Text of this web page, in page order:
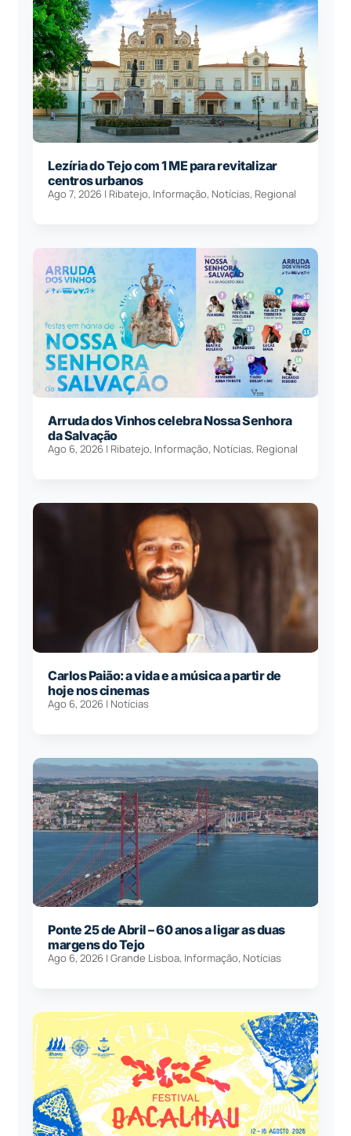
Lezíria do Tejo com 1 ME para revitalizar
centros urbanos
Ago 7, 2026 | Ribatejo, Informação, Notícias, Regional
Arruda dos Vinhos celebra Nossa Senhora
da Salvação
Ago 6, 2026 | Ribatejo, Informação, Notícias, Regional
Carlos Paião: a vida e a música a partir de
hoje nos cinemas
Ago 6, 2026 | Notícias
Ponte 25 de Abril – 60 anos a ligar as duas
margens do Tejo
Ago 6, 2026 |Grande Lisboa, Informação, Notícias